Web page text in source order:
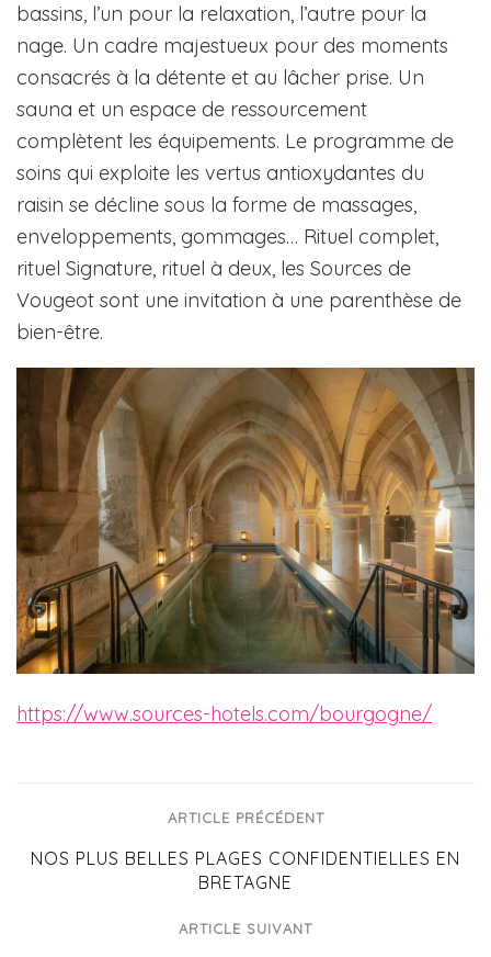
bassins, l’un pour la relaxation, l’autre pour la
nage. Un cadre majestueux pour des moments
consacrés à la détente et au lâcher prise. Un
sauna et un espace de ressourcement
complètent les équipements. Le programme de
soins qui exploite les vertus antioxydantes du
raisin se décline sous la forme de massages,
enveloppements, gommages… Rituel complet,
rituel Signature, rituel à deux, les Sources de
Vougeot sont une invitation à une parenthèse de
bien-être.
https://www.sources-hotels.com/bourgogne/
ARTICLE PRÉCÉDENT
NOS PLUS BELLES PLAGES CONFIDENTIELLES EN
BRETAGNE
ARTICLE SUIVANT